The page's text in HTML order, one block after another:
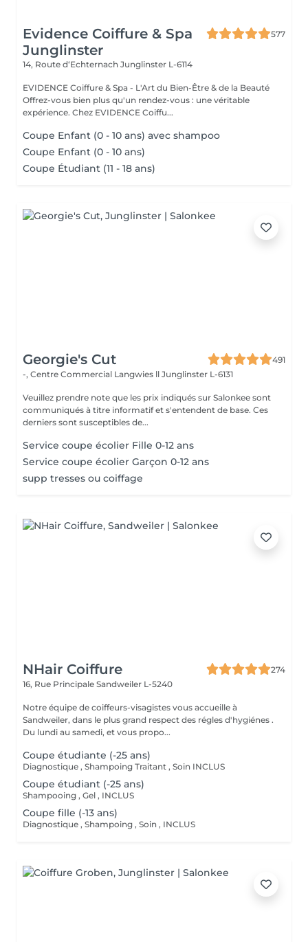
Evidence Coiffure & Spa
Junglinster
577
14, Route d‘Echternach Junglinster L-6114
EVIDENCE Coiffure & Spa - L'Art du Bien-Être & de la Beauté
Offrez-vous bien plus qu'un rendez-vous : une véritable
expérience. Chez EVIDENCE Coiffu...
Coupe Enfant (0 - 10 ans) avec shampoo
Coupe Enfant (0 - 10 ans)
Coupe Étudiant (11 - 18 ans)
Georgie's Cut
491
-, Centre Commercial Langwies ll Junglinster L-6131
Veuillez prendre note que les prix indiqués sur Salonkee sont
communiqués à titre informatif et s'entendent de base. Ces
derniers sont susceptibles de...
Service coupe écolier Fille 0-12 ans
Service coupe écolier Garçon 0-12 ans
supp tresses ou coiffage
NHair Coiffure
274
16, Rue Principale Sandweiler L-5240
Notre équipe de coiffeurs-visagistes vous accueille à
Sandweiler, dans le plus grand respect des régles d'hygiénes .
Du lundi au samedi, et vous propo...
Coupe étudiante (-25 ans)
Diagnostique , Shampoing Traitant , Soin INCLUS
Coupe étudiant (-25 ans)
Shampooing , Gel , INCLUS
Coupe fille (-13 ans)
Diagnostique , Shampoing , Soin , INCLUS